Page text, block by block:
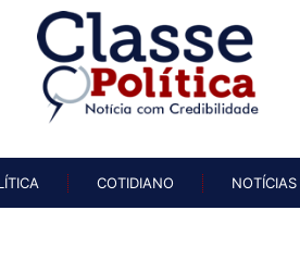
COTIDIANO NOTÍCIAS